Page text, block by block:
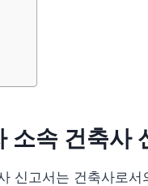
소속 건축사
신고서는 건축사로서